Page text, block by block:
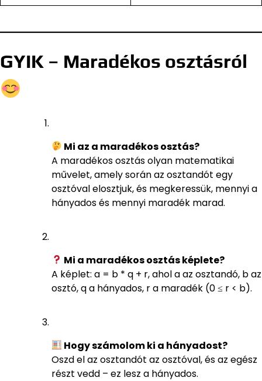
GYIK – Maradékos osztásról
Mi az a maradékos osztás?
A maradékos osztás olyan matematikai
művelet, amely során az osztandót egy
osztóval elosztjuk, és megkeressük, mennyi a
hányados és mennyi maradék marad.
Mi a maradékos osztás képlete?
A képlet: a = b * q + r, ahol a az osztandó, b az
osztó, q a hányados, r a maradék (0 ≤ r < b).
Hogy számolom ki a hányadost?
Oszd el az osztandót az osztóval, és az egész
részt vedd – ez lesz a hányados.